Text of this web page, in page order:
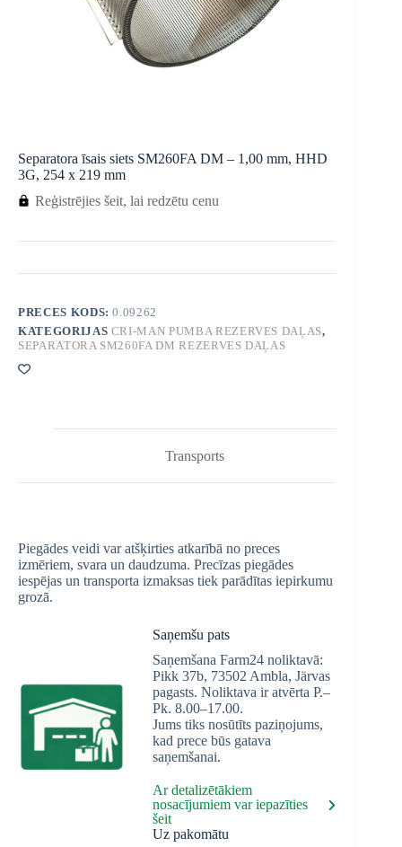
Separatora īsais siets SM260FA DM – 1,00 mm, HHD
3G, 254 x 219 mm
Reģistrējies šeit, lai redzētu cenu
PRECES KODS:0.09262
KATEGORIJAS CRI-MAN PUMBA REZERVES DAĻAS,
SEPARATORA SM260FA DM REZERVES DAĻAS
Transports
Piegādes veidi var atšķirties atkarībā no preces
izmēriem, svara un daudzuma. Precīzas piegādes
iespējas un transporta izmaksas tiek parādītas iepirkumu
grozā.
Saņemšu pats
Saņemšana Farm24 noliktavā:
Pikk 37b, 73502 Ambla, Järvas
pagasts. Noliktava ir atvērta P.–
Pk. 8.00–17.00.
Jums tiks nosūtīts paziņojums,
kad prece būs gatava
saņemšanai.
Ar detalizētākiem
nosacījumiem var iepazīties
šeit
Uz pakomātu